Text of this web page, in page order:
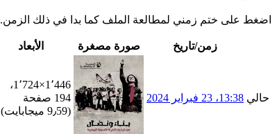
اضغط على ختم زمني لمطالعة الملف كما بدا في ذلك الزمن.
زمن/تاريخ صورة مصغرة الأبعاد
حالي 13:38، 23 فبراير 2024
1٬446×1٬724،
194 صفحة
(9٫59 ميجابايت)